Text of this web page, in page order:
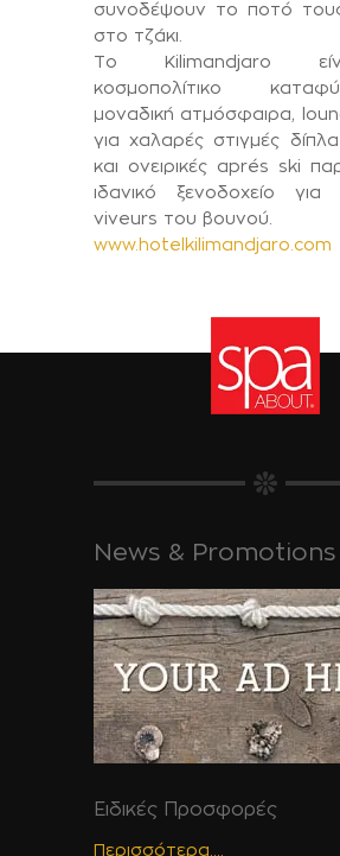
συνοδέψουν το ποτό
στο τζάκι.
Το Kilimandjaro
κοσμοπολίτικο
μοναδική ατμόσφαιρα,
για χαλαρές στιγμές
και ονειρικές aprés ski
ιδανικό ξενοδοχείο
viveurs του βουνού.
www.hotelkilimandjaro.com
News & Promotions
Ειδικές Προσφορές
Περισσότερα....